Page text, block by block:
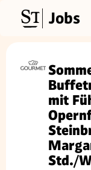
Jobs
mit
Std./